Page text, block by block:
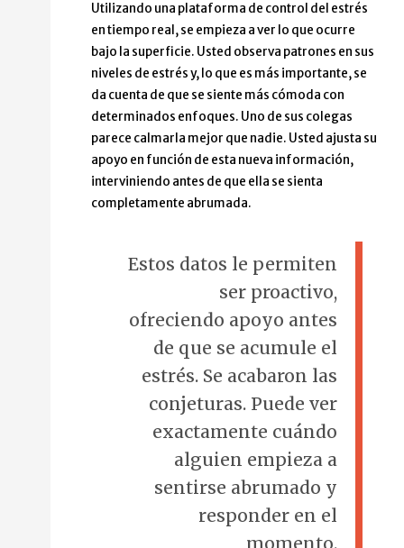
Utilizando una plataforma de control del estrés
en tiempo real, se empieza a ver lo que ocurre
bajo la superficie. Usted observa patrones en sus
niveles de estrés y, lo que es más importante, se
da cuenta de que se siente más cómoda con
determinados enfoques. Uno de sus colegas
parece calmarla mejor que nadie. Usted ajusta su
apoyo en función de esta nueva información,
interviniendo antes de que ella se sienta
completamente abrumada.
Estos datos le permiten
ser proactivo,
ofreciendo apoyo antes
de que se acumule el
estrés. Se acabaron las
conjeturas. Puede ver
exactamente cuándo
alguien empieza a
sentirse abrumado y
responder en el